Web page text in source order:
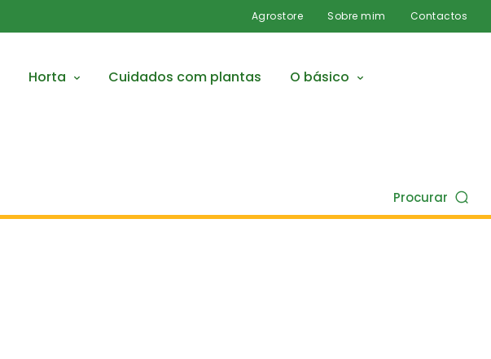
Agrostore Sobre mim Contactos
Horta Cuidados com plantas O básico
Procurar